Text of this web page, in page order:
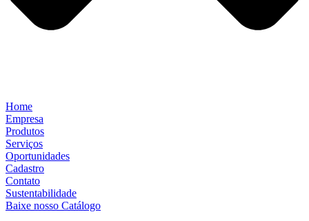
Home
Empresa
Produtos
Serviços
Oportunidades
Cadastro
Contato
Sustentabilidade
Baixe nosso Catálogo